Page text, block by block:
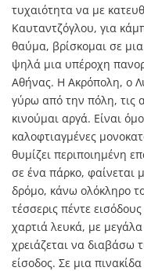
τυχαιότητα να με
Καυταντζόγλου, για
θαύμα, βρίσκομαι σε
ψηλά μια υπέροχη
Αθήνας. Η Ακρόπολη, ο
γύρω από την πόλη, τις
κινούμαι αργά. Είναι
καλοφτιαγμένες
θυμίζει περιποιημένη
σε ένα πάρκο, φαίνεται
δρόμο, κάνω ολόκληρο
τέσσερις πέντε
χαρτιά λευκά, με
χρειάζεται να διαβάσω
είσοδος. Σε μια